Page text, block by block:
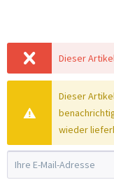
Dieser
Dieser
wieder